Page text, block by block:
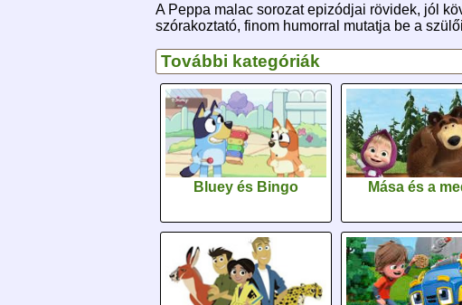
A Peppa malac sorozat epizódjai rövidek, jól
szórakoztató, finom humorral mutatja be a
További kategóriák
Bluey és Bingo Mása és a